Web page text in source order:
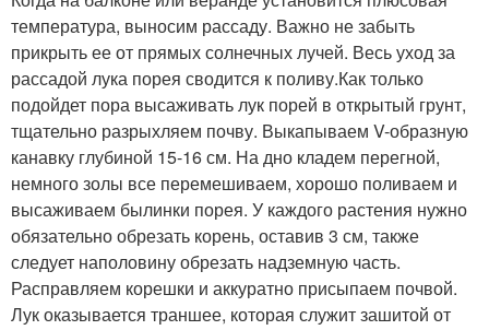
температура, выносим рассаду. Важно не забыть
прикрыть ее от прямых солнечных лучей. Весь уход за
рассадой лука порея сводится к поливу.Как только
подойдет пора высаживать лук порей в открытый грунт,
тщательно разрыхляем почву. Выкапываем V-образную
канавку глубиной 15-16 см. На дно кладем перегной,
немного золы все перемешиваем, хорошо поливаем и
высаживаем былинки порея. У каждого растения нужно
обязательно обрезать корень, оставив 3 см, также
следует наполовину обрезать надземную часть.
Расправляем корешки и аккуратно присыпаем почвой.
Лук оказывается траншее, которая служит зашитой от